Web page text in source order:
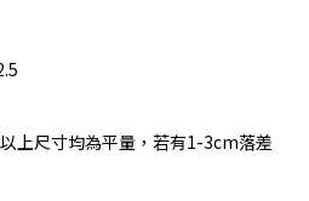
上尺寸均為平量，若有1-3cm落差